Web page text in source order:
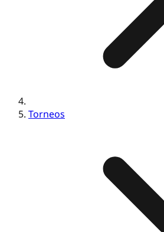
Torneos